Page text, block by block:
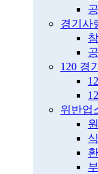
경기사
120 경
위반업